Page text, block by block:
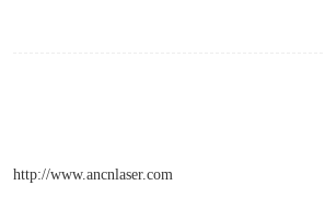
http://www.ancnlaser.com